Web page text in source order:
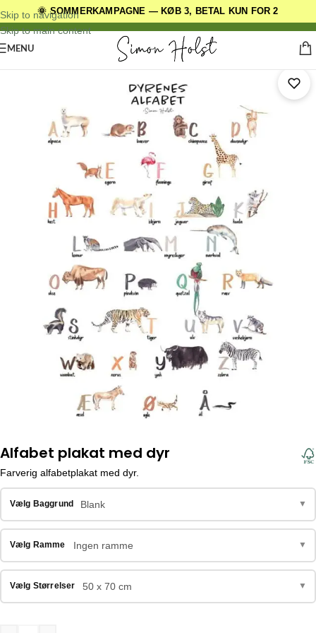
🌞 SOMMERKAMPAGNE — KØB 3, BETAL KUN FOR 2
Skip to navigation
Skip to main content
DANSKE ORIGINALE DESIGNS
MENU
Forside ABC Plakater
Alfabet plakat med dyr
Farverig alfabetplakat med dyr.
Vælg Baggrund Blank ▼
Vælg Ramme Ingen ramme ▼
Vælg Størrelser 50 x 70 cm ▼